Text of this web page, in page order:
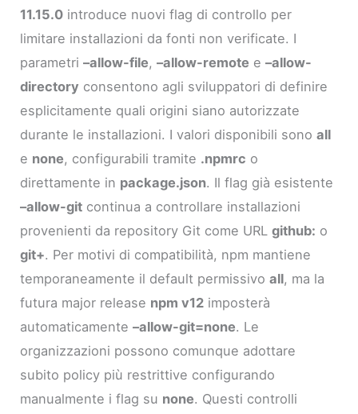
11.15.0 introduce nuovi flag di controllo per
limitare installazioni da fonti non verificate. I
parametri–allow-file,–allow-remote e–allow-
directory consentono agli sviluppatori di definire
esplicitamente quali origini siano autorizzate
durante le installazioni. I valori disponibili sonoall
e none, configurabili tramite .npmrc o
direttamente in package.json. Il flag già esistente
–allow-git continua a controllare installazioni
provenienti da repository Git come URLgithub: o
git+. Per motivi di compatibilità, npm mantiene
temporaneamente il default permissivoall, ma la
futura major release npm v12 imposterà
automaticamente–allow-git=none. Le
organizzazioni possono comunque adottare
subito policy più restrittive configurando
manualmente i flag su none. Questi controlli